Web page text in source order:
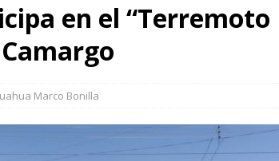
Arranca en Chihuahua programa piloto de CURP Biométrica
de la Juventud
Asesinan a exdirector de televisión pública de Oaxaca; es el
año
DELICIAS
en el “Terremoto
Marco Bonilla